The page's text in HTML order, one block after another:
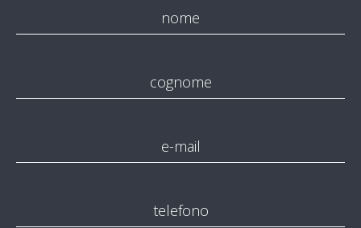
nome
cognome
e-mail
telefono